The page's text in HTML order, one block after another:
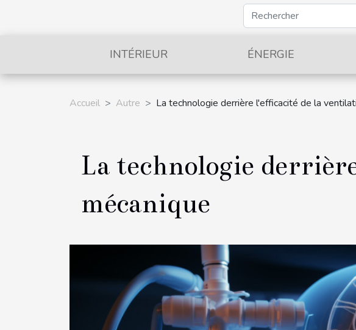
INTÉRIEUR ÉNERGIE
Accueil Autre La technologie derrière l'efficacité de la
La technologie
mécanique